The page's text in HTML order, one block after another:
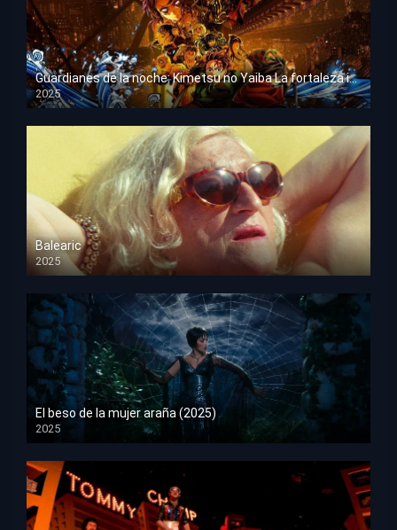
Guardianes de la noche: Kimetsu no Yaiba La fortaleza infinita
2025
HD 1080p
Balearic
2025
HD 1080p
El beso de la mujer araña (2025)
2025
HD 1080p